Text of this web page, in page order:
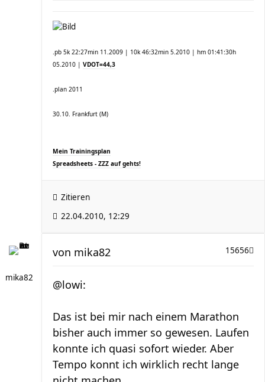
.pb 5k 22:27min 11.2009 | 10k 46:32min 5.2010 | hm 01:41:30h
05.2010 | VDOT=44,3
.plan 2011
30.10. Frankfurt (M)
Mein Trainingsplan
Spreadsheets - ZZZ auf gehts!
Zitieren
22.04.2010, 12:29
mika82
15656
von mika82
@lowi:
Das ist bei mir nach einem Marathon
bisher auch immer so gewesen. Laufen
konnte ich quasi sofort wieder. Aber
Tempo konnt ich wirklich recht lange